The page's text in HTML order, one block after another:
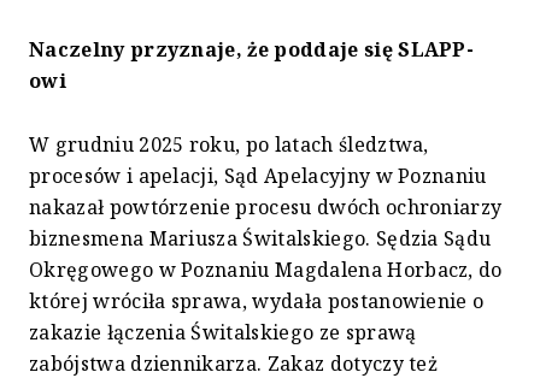
Naczelny przyznaje, że poddaje się SLAPP-
owi
W grudniu 2025 roku, po latach śledztwa,
procesów i apelacji, Sąd Apelacyjny w Poznaniu
nakazał powtórzenie procesu dwóch ochroniarzy
biznesmena Mariusza Świtalskiego. Sędzia Sądu
Okręgowego w Poznaniu Magdalena Horbacz, do
której wróciła sprawa, wydała postanowienie o
zakazie łączenia Świtalskiego ze sprawą
zabójstwa dziennikarza. Zakaz dotyczy też